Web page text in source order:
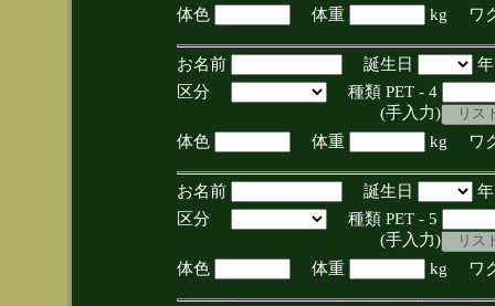
体色
体重 kg ワ
お名前 誕生日
区分
種類 PET - 4
(手入力)
体色
体重 kg ワ
お名前 誕生日
区分
種類 PET - 5
(手入力)
体色
体重 kg ワ